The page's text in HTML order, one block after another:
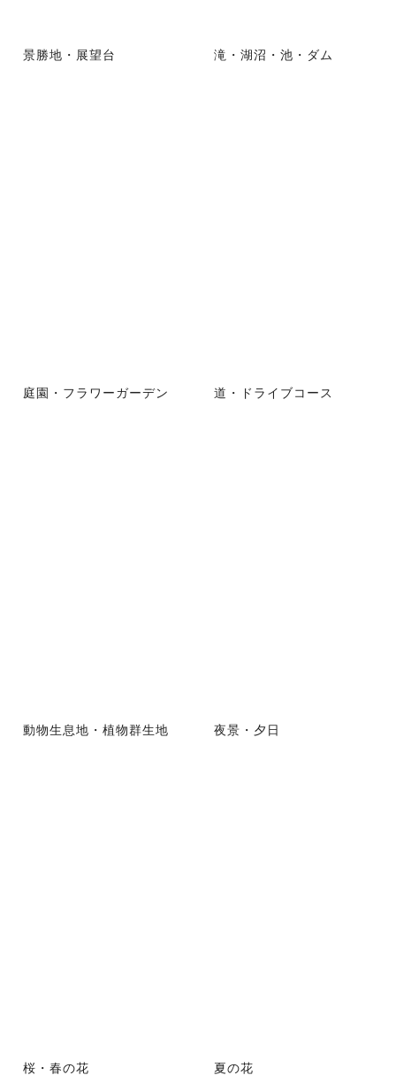
景勝地・展望台 滝・湖沼・池・ダム
庭園・フラワーガーデン 道・ドライブコース
動物生息地・植物群生地 夜景・夕日
桜・春の花 夏の花